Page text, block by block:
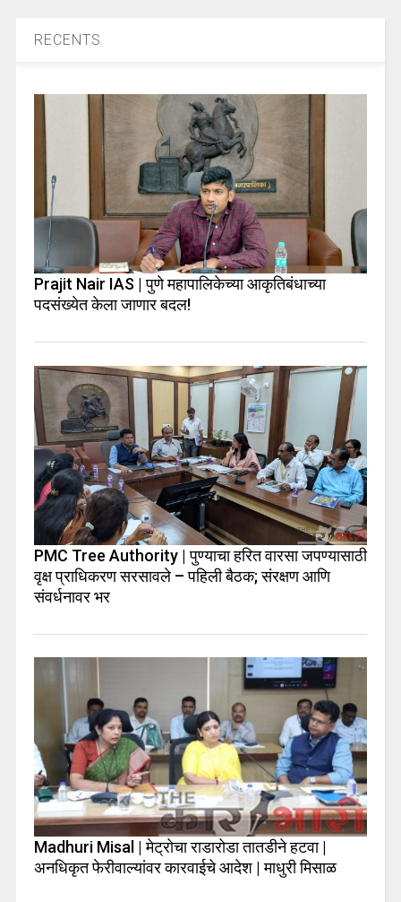
RECENTS
Prajit Nair IAS | पुणे महापालिकेच्या आकृतिबंधाच्या
पदसंख्येत केला जाणार बदल!
PMC Tree Authority | पुण्याचा हरित वारसा जपण्यासाठी
वृक्ष प्राधिकरण सरसावले – पहिली बैठक; संरक्षण आणि
संवर्धनावर भर
Madhuri Misal | मेट्रोचा राडारोडा तातडीने हटवा |
अनधिकृत फेरीवाल्यांवर कारवाईचे आदेश | माधुरी मिसाळ